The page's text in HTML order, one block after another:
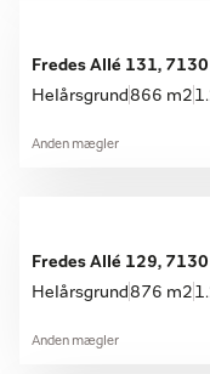
Fredes Allé 131,
Helårsgrund866 m2
Anden mægler
Fredes Allé 129,
Helårsgrund876 m2
Anden mægler